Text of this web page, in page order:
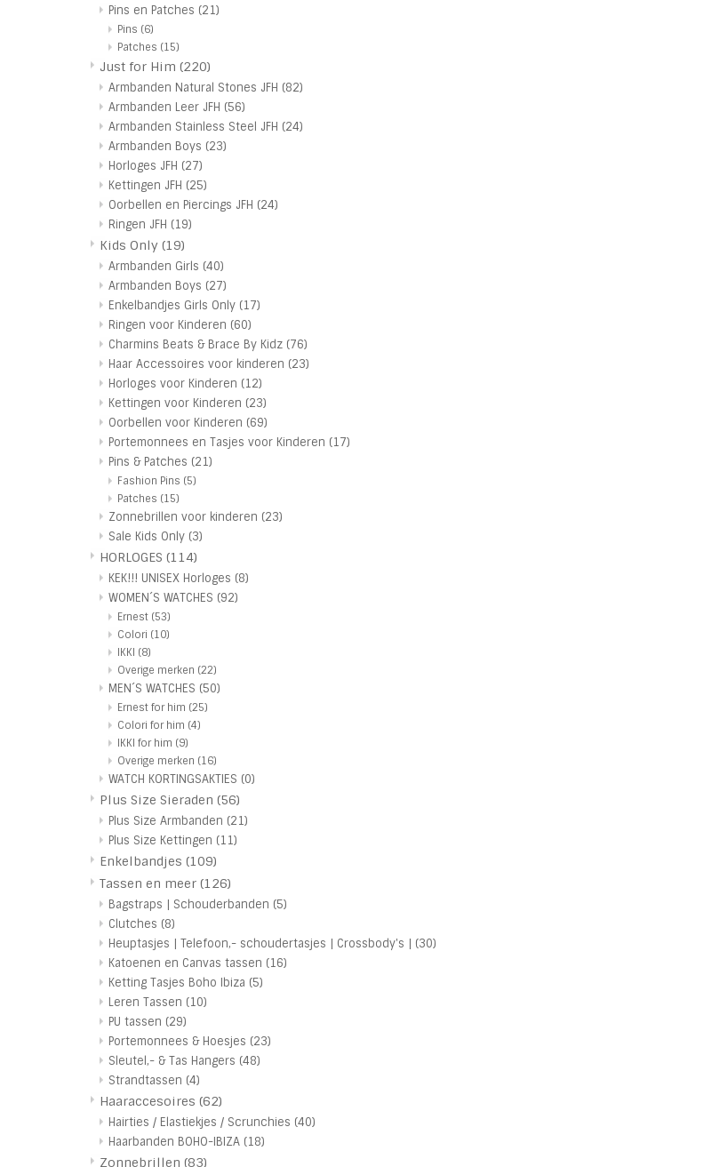
Pins en Patches (21)
Pins (6)
Patches (15)
Just for Him (220)
Armbanden Natural Stones JFH (82)
Armbanden Leer JFH (56)
Armbanden Stainless Steel JFH (24)
Armbanden Boys (23)
Horloges JFH (27)
Kettingen JFH (25)
Oorbellen en Piercings JFH (24)
Ringen JFH (19)
Kids Only (19)
Armbanden Girls (40)
Armbanden Boys (27)
Enkelbandjes Girls Only (17)
Ringen voor Kinderen (60)
Charmins Beats & Brace By Kidz (76)
Haar Accessoires voor kinderen (23)
Horloges voor Kinderen (12)
Kettingen voor Kinderen (23)
Oorbellen voor Kinderen (69)
Portemonnees en Tasjes voor Kinderen (17)
Pins & Patches (21)
Fashion Pins (5)
Patches (15)
Zonnebrillen voor kinderen (23)
Sale Kids Only (3)
HORLOGES (114)
KEK!!! UNISEX Horloges (8)
WOMEN´S WATCHES (92)
Ernest (53)
Colori (10)
IKKI (8)
Overige merken (22)
MEN´S WATCHES (50)
Ernest for him (25)
Colori for him (4)
IKKI for him (9)
Overige merken (16)
WATCH KORTINGSAKTIES (0)
Plus Size Sieraden (56)
Plus Size Armbanden (21)
Plus Size Kettingen (11)
Enkelbandjes (109)
Tassen en meer (126)
Bagstraps | Schouderbanden (5)
Clutches (8)
Heuptasjes | Telefoon,- schoudertasjes | Crossbody's | (30)
Katoenen en Canvas tassen (16)
Ketting Tasjes Boho Ibiza (5)
Leren Tassen (10)
PU tassen (29)
Portemonnees & Hoesjes (23)
Sleutel,- & Tas Hangers (48)
Strandtassen (4)
Haaraccesoires (62)
Hairties / Elastiekjes / Scrunchies (40)
Haarbanden BOHO-IBIZA (18)
Zonnebrillen (83)